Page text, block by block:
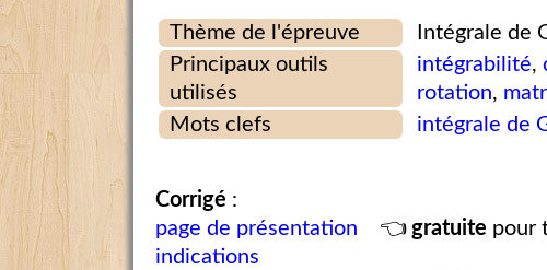
Thème de l'épreuve Intégrale de
Principaux outils
utilisés
intégrabilité,
rotation,
Mots clefs
intégrale de
Corrigé :
page de présentation
👈 gratuite pour
indications